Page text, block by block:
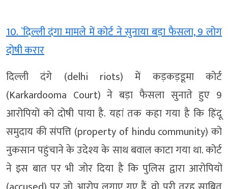
10. `दिल्ली दंगा मामले में कोर्ट ने सुनाया बड़ा फैसला, 9 लोग
दोषी करार
दिल्ली दंगे (delhi riots) में कड़कड़डूमा कोर्ट
(Karkardooma Court) ने बड़ा फैसला सुनाते हुए 9
आरोपियों को दोषी पाया है. यहां तक कहा गया है कि हिंदू
समुदाय की संपत्ति (property of hindu community) को
नुकसान पहुंचाने के उदेश्य के साथ बवाल काटा गया था. कोर्ट
ने इस बात पर भी जोर दिया है कि पुलिस द्वारा आरोपियों